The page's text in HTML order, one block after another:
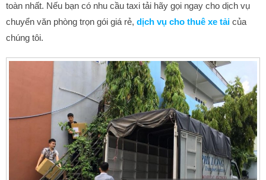
toàn nhất. Nếu bạn có nhu cầu taxi tải hãy gọi ngay cho dịch vụ
chuyển văn phòng trọn gói giá rẻ, dịch vụ cho thuê xe tải của
chúng tôi.